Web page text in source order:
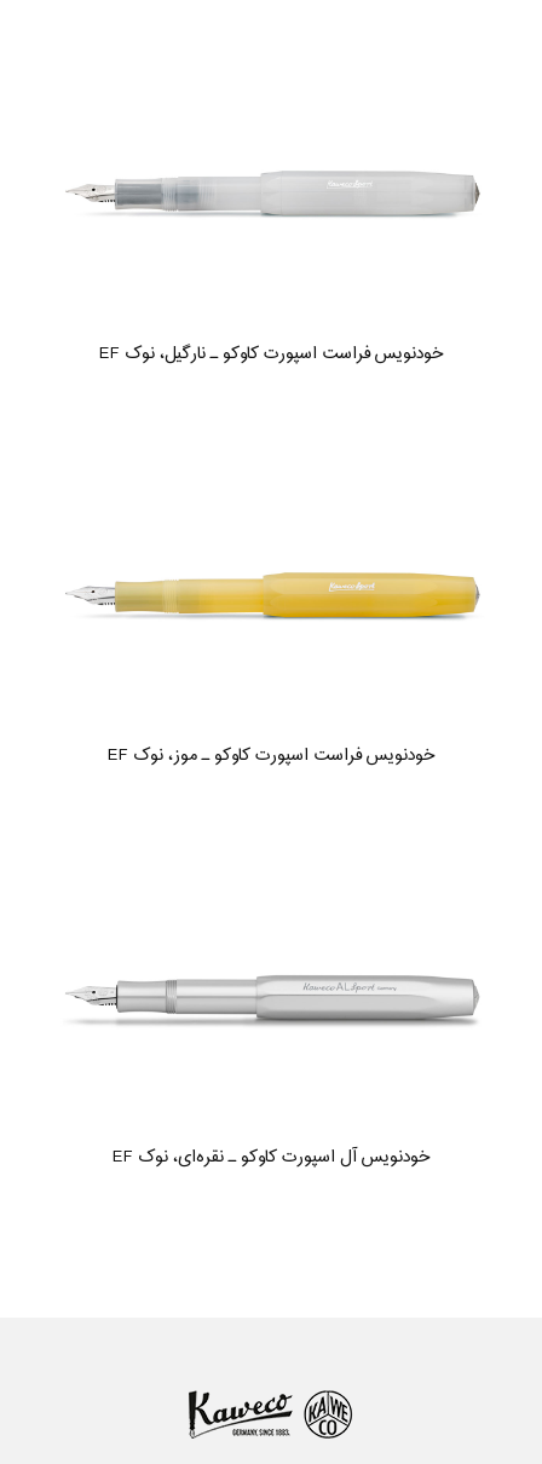
خودنویس فراست اسپورت کاوکو ـ نارگیل، نوک EF
خودنویس فراست اسپورت کاوکو ـ موز، نوک EF
خودنویس آل اسپورت کاوکو ـ نقره‌ای، نوک EF